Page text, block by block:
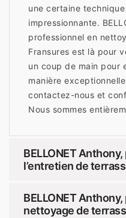
une certaine
impressionnante.
professionnel en
Fransures est là pour
un coup de main pour
manière
contactez-nous et
Nous sommes
BELLONET
l’entretien de
BELLONET
nettoyage de